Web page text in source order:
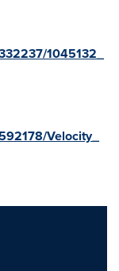
1045132_
Velocity_